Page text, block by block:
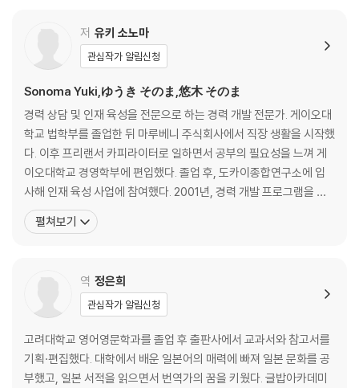
행동을 저당 잡히지 마라
절약이 만드는 풍요로운 삶
돈 걱정 없는 삶을 위한 첫걸음
물건보다 경험을 구매하라
포상, 시간, 미래에 투자하라
베풀수록 더 많이 얻는다
3장. 일에서 즐거움을 찾을 때 삶이 빛난다
하고 싶은 일과 돈을 버는 일
잠시 멈추고 자신을 돌아보라
시행착오는 새로운 길을 찾는 기회다
기존의 자아와 새로운 자아를 연결하라
삶의 목적을 찾아라
4장. 목표가 행복을 이끈다
저 유키 소노마
관심작가 알림신청
Sonoma Yuki,ゆうき そのま,悠木 そのま
경력 상담 및 인재 육성을 전문으로 하는 경력 개발 전문가. 게이오대
학교 법학부를 졸업한 뒤 마루베니 주식회사에서 직장 생활을 시작했
다. 이후 프리랜서 카피라이터로 일하면서 공부의 필요성을 느껴 게
이오대학교 경영학부에 편입했다. 졸업 후, 도카이종합연구소에 입
사해 인재 육성 사업에 참여했다. 2001년, 경력 개발 프로그램을 만
드는 회사인 ‘아레나어드밴스’를 세웠으며, 이후 비영리단체 ‘커리어
디자인포럼’을 설립하여 경력 개발 및 직무능력 개발 지원 사업을 하
펼쳐보기
역 정은희
관심작가 알림신청
고려대학교 영어영문학과를 졸업 후 출판사에서 교과서와 참고서를
기획·편집했다. 대학에서 배운 일본어의 매력에 빠져 일본 문화를 공
부했고, 일본 서적을 읽으면서 번역가의 꿈을 키웠다. 글밥아카데미